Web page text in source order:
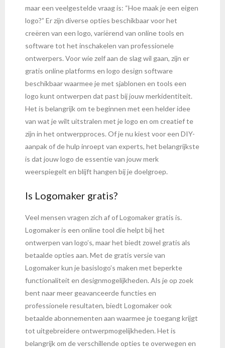
maar een veelgestelde vraag is: “Hoe maak je een eigen
logo?” Er zijn diverse opties beschikbaar voor het
creëren van een logo, variërend van online tools en
software tot het inschakelen van professionele
ontwerpers. Voor wie zelf aan de slag wil gaan, zijn er
gratis online platforms en logo design software
beschikbaar waarmee je met sjablonen en tools een
logo kunt ontwerpen dat past bij jouw merkidentiteit.
Het is belangrijk om te beginnen met een helder idee
van wat je wilt uitstralen met je logo en om creatief te
zijn in het ontwerpproces. Of je nu kiest voor een DIY-
aanpak of de hulp inroept van experts, het belangrijkste
is dat jouw logo de essentie van jouw merk
weerspiegelt en blijft hangen bij je doelgroep.
Is Logomaker gratis?
Veel mensen vragen zich af of Logomaker gratis is.
Logomaker is een online tool die helpt bij het
ontwerpen van logo’s, maar het biedt zowel gratis als
betaalde opties aan. Met de gratis versie van
Logomaker kun je basislogo’s maken met beperkte
functionaliteit en designmogelijkheden. Als je op zoek
bent naar meer geavanceerde functies en
professionele resultaten, biedt Logomaker ook
betaalde abonnementen aan waarmee je toegang krijgt
tot uitgebreidere ontwerpmogelijkheden. Het is
belangrijk om de verschillende opties te overwegen en